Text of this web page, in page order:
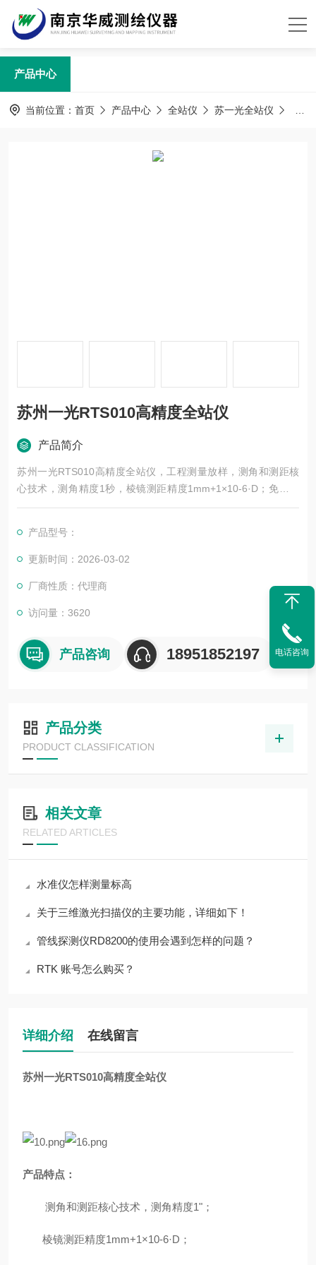
产品中心
当前位置： 首页 产品中心 全站仪 苏一光全站仪
苏州一光RTS010高精度全站仪
产品简介
苏州一光RTS010高精度全站仪，工程测量放样，测角和测距核
心技术，测角精度1秒，棱镜测距精度1mm+1×10-6·D；免棱镜
测程1000m，免棱镜测距精度2mm+2×10-6·D，密珠式轴系设
计，有效消除偏心误差；测距光路设计，小远场光斑尺寸；800M
Hz载波频率，测量更精确；改进的止微动机构设计，照准更精
产品型号：
更新时间：2026-03-02
厂商性质：代理商
访问量：3620
产品咨询 18951852197
产品分类
PRODUCT CLASSIFICATION
相关文章
RELATED ARTICLES
水准仪怎样测量标高
关于三维激光扫描仪的主要功能，详细如下！
管线探测仪RD8200的使用会遇到怎样的问题？
RTK 账号怎么购买？
详细介绍 在线留言
苏州一光RTS010高精度全站仪
产品特点：
测角和测距核心技术，测角精度1" ；
棱镜测距精度1mm+1×10-6·D ；
电话咨询